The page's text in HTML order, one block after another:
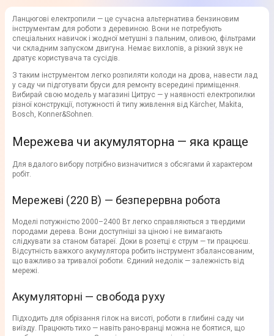
Ланцюгові електропили — це сучасна альтернатива бензиновим
інструментам для роботи з деревиною. Вони не потребують
спеціальних навичок і жодної метушні з пальним, оливою, фільтрами
чи складним запуском двигуна. Немає вихлопів, а різкий звук не
дратує користувача та сусідів.
З таким інструментом легко розпиляти колоди на дрова, навести лад
у саду чи підготувати бруси для ремонту всередині приміщення.
Вибирай свою модель у магазині Цитрус — у наявності електропилки
різної конструкції, потужності й типу живлення від Kärcher, Makita,
Bosch, Konner&Sohnen.
Мережева чи акумуляторна — яка краще
Для вдалого вибору потрібно визначитися з обсягами й характером
робіт.
Мережеві (220 В) — безперервна робота
Моделі потужністю 2000–2400 Вт легко справляються з твердими
породами дерева. Вони доступніші за ціною і не вимагають
слідкувати за станом батареї. Доки в розетці є струм — ти працюєш.
Відсутність важкого акумулятора робить інструмент збалансованим,
що важливо за тривалої роботи. Єдиний недолік — залежність від
мережі.
Акумуляторні — свобода руху
Підходить для обрізання гілок на висоті, роботи в глибині саду чи
виїзду. Працюють тихо — навіть рано-вранці можна не боятися, що